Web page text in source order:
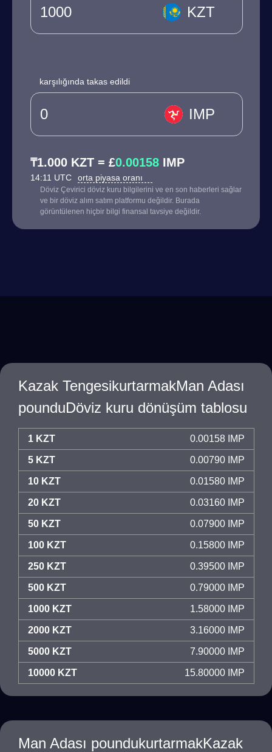
KZT
karşılığında takas edildi
IMP
₸1.000 KZT = £0.00158 IMP
14:11 UTC orta piyasa oranı
Döviz Çevirici döviz kuru bilgilerini ve en son haberleri sağlar
ve bir döviz alım satım platformu değildir. Burada
görüntülenen hiçbir bilgi finansal tavsiye değildir.
Kazak TengesikurtarmakMan Adası
pounduDöviz kuru dönüşüm tablosu
1 KZT 0.00158 IMP
5 KZT 0.00790 IMP
10 KZT 0.01580 IMP
20 KZT 0.03160 IMP
50 KZT 0.07900 IMP
100 KZT 0.15800 IMP
250 KZT 0.39500 IMP
500 KZT 0.79000 IMP
1000 KZT 1.58000 IMP
2000 KZT 3.16000 IMP
5000 KZT 7.90000 IMP
10000 KZT 15.80000 IMP
Man Adası poundukurtarmakKazak